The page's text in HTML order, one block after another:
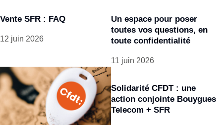
Vente SFR : FAQ
12 juin 2026
Un espace pour poser
toutes vos questions, en
toute confidentialité
11 juin 2026
Solidarité CFDT : une
action conjointe Bouygues
Telecom + SFR